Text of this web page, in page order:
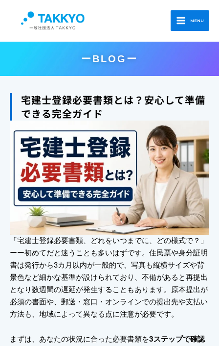
ス
プ
Main
Menu
MENU
ーBLOGー
宅建士登録必要書類とは？安心して準備
できる完全ガイド
「宅建士登録必要書類、どれをいつまでに、どの様式で？」
ーー初めてだと迷うことも多いはずです。住民票や身分証明
書は発行から3カ月以内が一般的で、写真も縦横サイズや背
景色など細かな基準が設けられており、不備があると再提出
となり数週間の遅延が発生することもあります。原本提出が
必須の書面や、郵送・窓口・オンラインでの提出先や支払い
方法も、地域によって異なる点に注意が必要です。
まずは、あなたの状況に合った必要書類を3ステップで確認